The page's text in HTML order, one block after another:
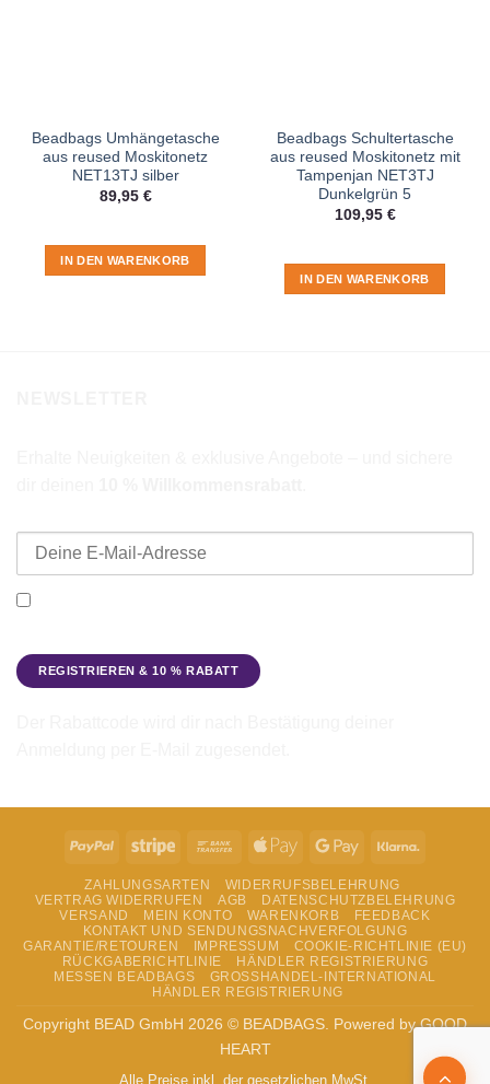
Beadbags Umhängetasche
aus reused Moskitonetz
NET13TJ silber
89,95 €
IN DEN WARENKORB
Beadbags Schultertasche
aus reused Moskitonetz mit
Tampenjan NET3TJ
Dunkelgrün 5
109,95 €
IN DEN WARENKORB
PayPal Stripe
Bank
Apple
Google
ZAHLUNGSARTEN
WIDERRUFSBELEHRUNG
VERTRAG WIDERRUFEN
AGB
DATENSCHUTZBELEHRUNG
VERSAND
MEIN KONTO WARENKORB
FEEDBACK
KONTAKT UND SENDUNGSNACHVERFOLGUNG
GARANTIE/RETOUREN
IMPRESSUM
COOKIE-RICHTLINIE (EU)
RÜCKGABERICHTLINIE
HÄNDLER REGISTRIERUNG
MESSEN BEADBAGS
GROSSHANDEL-INTERNATIONAL
HÄNDLER REGISTRIERUNG
Copyright BEAD GmbH 2026 © BEADBAGS. Powered by GOOD
HEART
Alle Preise inkl. der gesetzlichen MwSt.